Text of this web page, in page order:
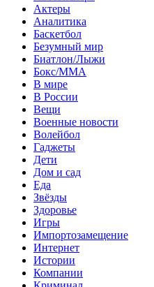
Актеры
Аналитика
Баскетбол
Безумный мир
Биатлон/Лыжи
Бокс/MMA
В мире
В России
Вещи
Военные новости
Волейбол
Гаджеты
Дети
Дом и сад
Еда
Звёзды
Здоровье
Игры
Импортозамещение
Интернет
Истории
Компании